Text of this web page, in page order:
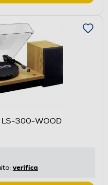
LS-300-WOOD
verifica